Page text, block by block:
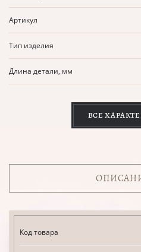
Артикул
Тип изделия
Длина детали, мм
ВСЕ
Код товара